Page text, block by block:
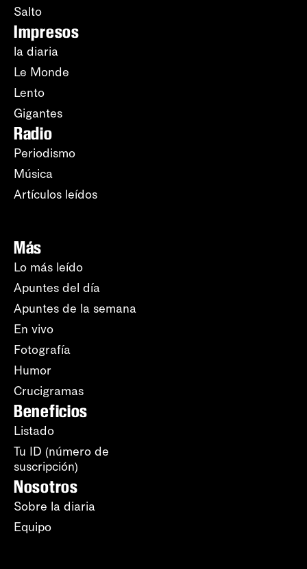
Salto
Impresos
la diaria
Le Monde
Lento
Gigantes
Radio
Periodismo
Música
Artículos leídos
Más
Lo más leído
Apuntes del día
Apuntes de la semana
En vivo
Fotografía
Humor
Crucigramas
Beneficios
Listado
Tu ID (número de
suscripción)
Nosotros
Sobre la diaria
Equipo